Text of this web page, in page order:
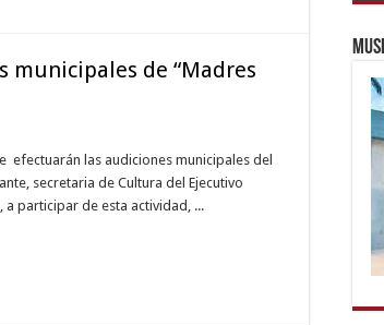
municipales de “Madres
efectuarán las audiciones municipales del
secretaria de Cultura del Ejecutivo
participar de esta actividad, ...